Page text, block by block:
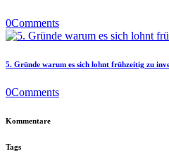
0Comments
5. Gründe warum es sich lohnt frühzeitig zu
0Comments
Kommentare
Tags